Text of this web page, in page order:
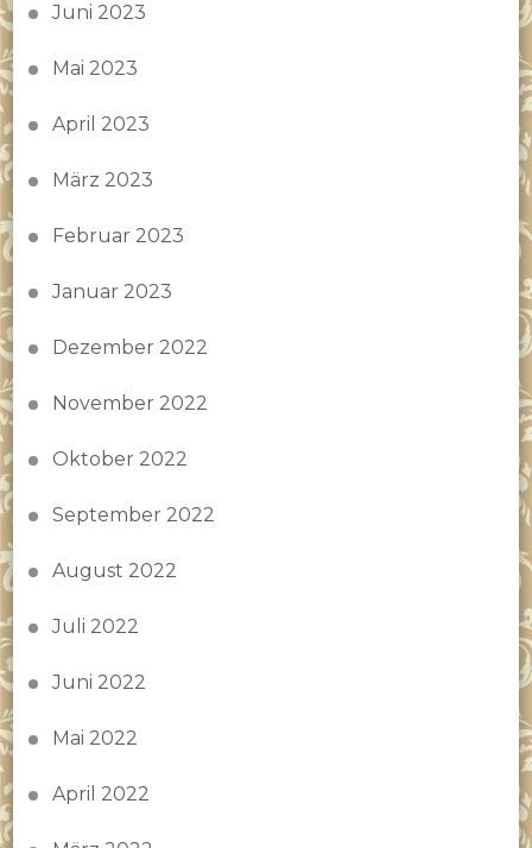
Juni 2023
Mai 2023
April 2023
März 2023
Februar 2023
Januar 2023
Dezember 2022
November 2022
Oktober 2022
September 2022
August 2022
Juli 2022
Juni 2022
Mai 2022
April 2022